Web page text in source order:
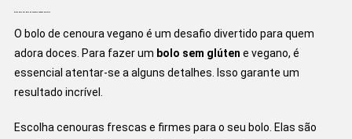
O bolo de cenoura vegano é um desafio divertido para quem
adora doces. Para fazer um bolo sem glúten e vegano, é
essencial atentar-se a alguns detalhes. Isso garante um
resultado incrível.
Escolha cenouras frescas e firmes para o seu bolo. Elas são